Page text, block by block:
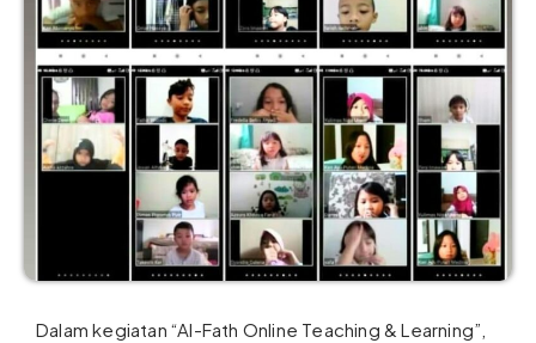
Dalam kegiatan “Al-Fath Online Teaching & Learning”,